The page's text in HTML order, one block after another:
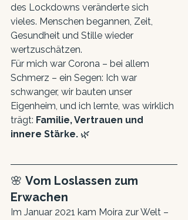
des Lockdowns veränderte sich
vieles. Menschen begannen, Zeit,
Gesundheit und Stille wieder
wertzuschätzen.
Für mich war Corona – bei allem
Schmerz – ein Segen: Ich war
schwanger, wir bauten unser
Eigenheim, und ich lernte, was wirklich
trägt: Familie, Vertrauen und
innere Stärke. 🌿
🌸 Vom Loslassen zum
Erwachen
Im Januar 2021 kam Moira zur Welt –